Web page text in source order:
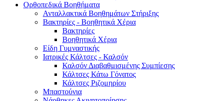
Ορθοπεδικά Βοηθήματα
Ανταλλακτικά Βοηθημάτων Στήριξης
Βακτηρίες - Βοηθητικά Χέρια
Βακτηρίες
Βοηθητικά Χέρια
Είδη Γυμναστικής
Ιατρικές Κάλτσες - Καλσόν
Καλσόν Διαβαθμισμένης Συμπίεσης
Κάλτσες Κάτω Γόνατος
Κάλτσες Ριζομηρίου
Μπαστούνια